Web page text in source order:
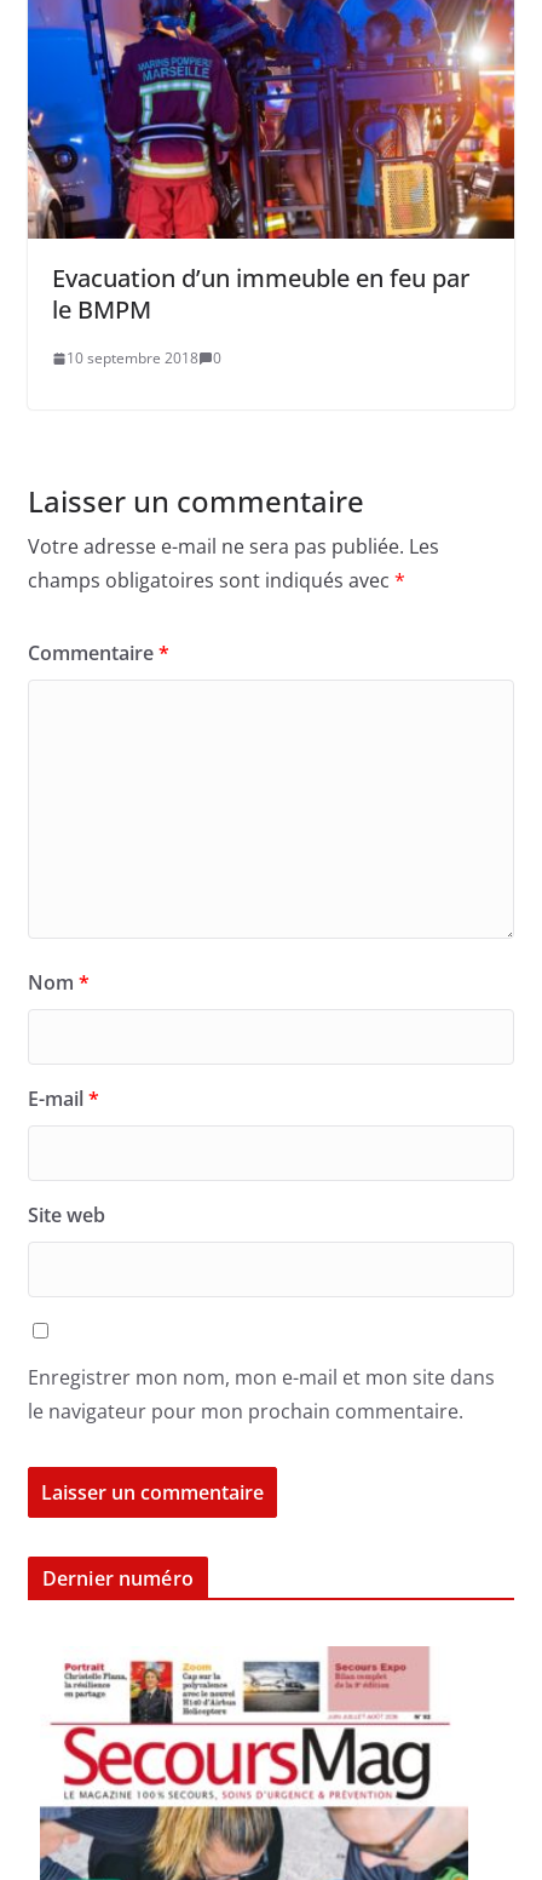
Evacuation d’un immeuble en feu par
le BMPM
10 septembre 2018 0
Laisser un commentaire
Votre adresse e-mail ne sera pas publiée. Les
champs obligatoires sont indiqués avec *
Commentaire*
Nom *
E-mail*
Site web
Enregistrer mon nom, mon e-mail et mon site dans
le navigateur pour mon prochain commentaire.
Dernier numéro